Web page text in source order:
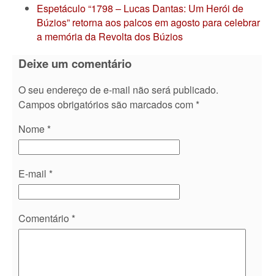
Espetáculo “1798 – Lucas Dantas: Um Herói de
Búzios” retorna aos palcos em agosto para celebrar
a memória da Revolta dos Búzios
Deixe um comentário
O seu endereço de e-mail não será publicado.
Campos obrigatórios são marcados com *
Nome *
E-mail *
Comentário *